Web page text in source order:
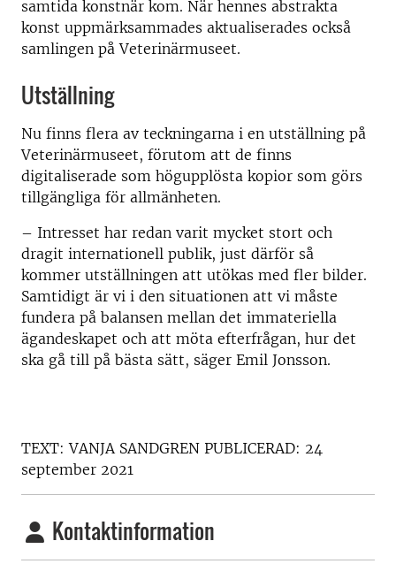
samtida konstnär kom. När hennes abstrakta
konst uppmärksammades aktualiserades också
samlingen på Veterinärmuseet.
Utställning
Nu finns flera av teckningarna i en utställning på
Veterinärmuseet, förutom att de finns
digitaliserade som högupplösta kopior som görs
tillgängliga för allmänheten.
– Intresset har redan varit mycket stort och
dragit internationell publik, just därför så
kommer utställningen att utökas med fler bilder.
Samtidigt är vi i den situationen att vi måste
fundera på balansen mellan det immateriella
ägandeskapet och att möta efterfrågan, hur det
ska gå till på bästa sätt, säger Emil Jonsson.
TEXT: VANJA SANDGREN PUBLICERAD: 24
september 2021
Kontaktinformation